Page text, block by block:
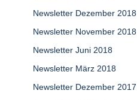
Newsletter Dezember 2018
Newsletter November 2018
Newsletter Juni 2018
Newsletter März 2018
Newsletter Dezember 2017